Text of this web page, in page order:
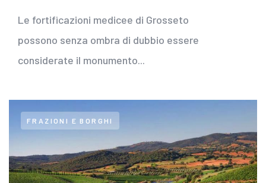
Le fortificazioni medicee di Grosseto
possono senza ombra di dubbio essere
considerate il monumento...
FRAZIONI E BORGHI